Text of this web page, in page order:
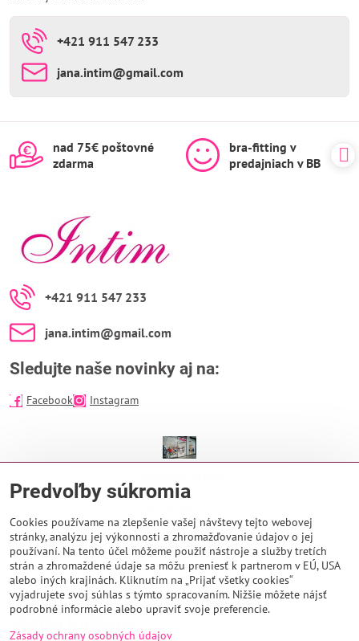
+421 911 547 233
jana​.intim​@gmail​.com
nad 75€ poštovné
zdarma
bra-fitting v
predajniach v BB
+421 911 547 233
jana​.intim​@gmail​.com
Sledujte naše novinky aj na:
Facebook Instagram
EUROPA SC
974 01 Banská Bystrica
Otváracie hodiny:
PO - NE 9:00 - 21:00
Predvoľby súkromia
Cookies používame na zlepšenie vašej návštevy tejto webovej
stránky, analýzu jej výkonnosti a zhromažďovanie údajov o jej
používaní. Na tento účel môžeme použiť nástroje a služby tretích
strán a zhromaždené údaje sa môžu preniesť k partnerom v EÚ, USA
alebo iných krajinách. Kliknutím na „Prijať všetky cookies“
vyjadrujete svoj súhlas s týmto spracovaním. Nižšie môžete nájsť
podrobné informácie alebo upraviť svoje preferencie.
Zásady ochrany osobných údajov